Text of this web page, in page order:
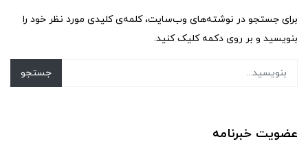
برای جستجو در نوشته‌های وب‌سایت، کلمه‌ی کلیدی مورد نظر خود را
بنویسید و بر روی دکمه کلیک کنید.
جستجو
عضویت خبرنامه